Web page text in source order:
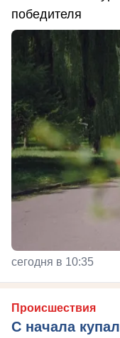
победителя
сегодня в 10:35
Происшествия
С начала